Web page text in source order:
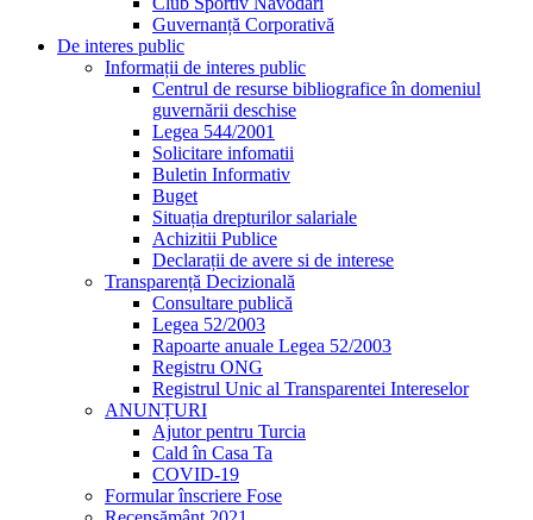
Guvernanță Corporativă
De interes public
Informații de interes public
Centrul de resurse bibliografice în domeniul
guvernării deschise
Legea 544/2001
Solicitare infomatii
Buletin Informativ
Buget
Situația drepturilor salariale
Achizitii Publice
Declarații de avere si de interese
Transparență Decizională
Consultare publică
Legea 52/2003
Rapoarte anuale Legea 52/2003
Registru ONG
Registrul Unic al Transparentei Intereselor
ANUNȚURI
Ajutor pentru Turcia
Cald în Casa Ta
COVID-19
Formular înscriere Fose